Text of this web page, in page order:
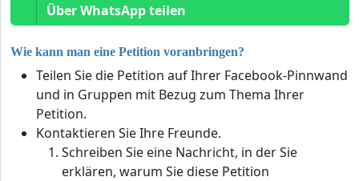
Über WhatsApp teilen
Wie kann man eine Petition voranbringen?
Teilen Sie die Petition auf Ihrer Facebook-Pinnwand
und in Gruppen mit Bezug zum Thema Ihrer
Petition.
Kontaktieren Sie Ihre Freunde.
Schreiben Sie eine Nachricht, in der Sie
erklären, warum Sie diese Petition